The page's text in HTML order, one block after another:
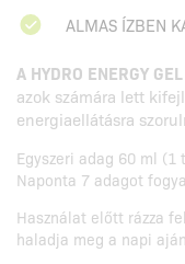
ALMAS ÍZBEN
A HYDRO ENERGY GEL
azok számára lett
energiaellátásra
Egyszeri adag 60 ml
Naponta 7 adagot
Használat előtt rázza
haladja meg a napi